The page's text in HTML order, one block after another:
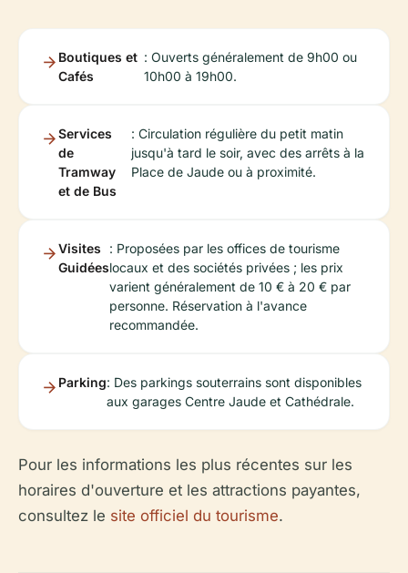
Boutiques et
Cafés
: Ouverts généralement de 9h00 ou
10h00 à 19h00.
Services
de
Tramway
et de Bus
: Circulation régulière du petit matin
jusqu'à tard le soir, avec des arrêts à la
Place de Jaude ou à proximité.
Visites
Guidées
: Proposées par les offices de tourisme
locaux et des sociétés privées ; les prix
varient généralement de 10 € à 20 € par
personne. Réservation à l'avance
recommandée.
Parking: Des parkings souterrains sont disponibles
aux garages Centre Jaude et Cathédrale.
Pour les informations les plus récentes sur les
horaires d'ouverture et les attractions payantes,
consultez le site officiel du tourisme.